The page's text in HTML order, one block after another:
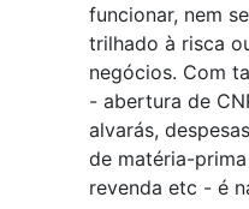
funcionar, nem
trilhado à risca
negócios. Com
- abertura de
alvarás,
de matéria-
revenda etc - é